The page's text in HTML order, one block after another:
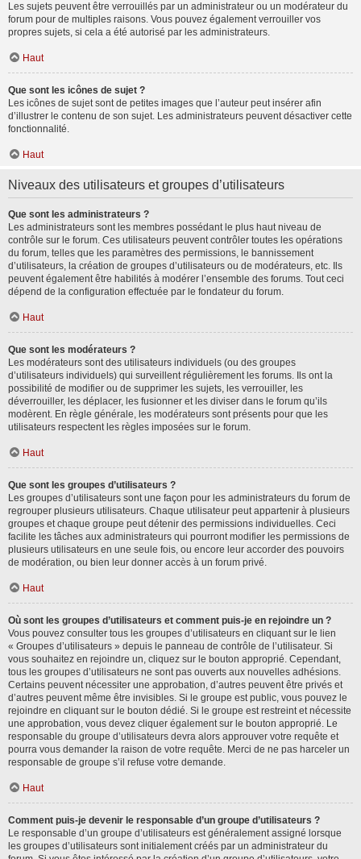
Les sujets peuvent être verrouillés par un administrateur ou un modérateur du
forum pour de multiples raisons. Vous pouvez également verrouiller vos
propres sujets, si cela a été autorisé par les administrateurs.
Haut
Que sont les icônes de sujet ?
Les icônes de sujet sont de petites images que l’auteur peut insérer afin
d’illustrer le contenu de son sujet. Les administrateurs peuvent désactiver cette
fonctionnalité.
Haut
Niveaux des utilisateurs et groupes d’utilisateurs
Que sont les administrateurs ?
Les administrateurs sont les membres possédant le plus haut niveau de
contrôle sur le forum. Ces utilisateurs peuvent contrôler toutes les opérations
du forum, telles que les paramètres des permissions, le bannissement
d’utilisateurs, la création de groupes d’utilisateurs ou de modérateurs, etc. Ils
peuvent également être habilités à modérer l’ensemble des forums. Tout ceci
dépend de la configuration effectuée par le fondateur du forum.
Haut
Que sont les modérateurs ?
Les modérateurs sont des utilisateurs individuels (ou des groupes
d’utilisateurs individuels) qui surveillent régulièrement les forums. Ils ont la
possibilité de modifier ou de supprimer les sujets, les verrouiller, les
déverrouiller, les déplacer, les fusionner et les diviser dans le forum qu’ils
modèrent. En règle générale, les modérateurs sont présents pour que les
utilisateurs respectent les règles imposées sur le forum.
Haut
Que sont les groupes d’utilisateurs ?
Les groupes d’utilisateurs sont une façon pour les administrateurs du forum de
regrouper plusieurs utilisateurs. Chaque utilisateur peut appartenir à plusieurs
groupes et chaque groupe peut détenir des permissions individuelles. Ceci
facilite les tâches aux administrateurs qui pourront modifier les permissions de
plusieurs utilisateurs en une seule fois, ou encore leur accorder des pouvoirs
de modération, ou bien leur donner accès à un forum privé.
Haut
Où sont les groupes d’utilisateurs et comment puis-je en rejoindre un ?
Vous pouvez consulter tous les groupes d’utilisateurs en cliquant sur le lien
« Groupes d’utilisateurs » depuis le panneau de contrôle de l’utilisateur. Si
vous souhaitez en rejoindre un, cliquez sur le bouton approprié. Cependant,
tous les groupes d’utilisateurs ne sont pas ouverts aux nouvelles adhésions.
Certains peuvent nécessiter une approbation, d’autres peuvent être privés et
d’autres peuvent même être invisibles. Si le groupe est public, vous pouvez le
rejoindre en cliquant sur le bouton dédié. Si le groupe est restreint et nécessite
une approbation, vous devez cliquer également sur le bouton approprié. Le
responsable du groupe d’utilisateurs devra alors approuver votre requête et
pourra vous demander la raison de votre requête. Merci de ne pas harceler un
responsable de groupe s’il refuse votre demande.
Haut
Comment puis-je devenir le responsable d’un groupe d’utilisateurs ?
Le responsable d’un groupe d’utilisateurs est généralement assigné lorsque
les groupes d’utilisateurs sont initialement créés par un administrateur du